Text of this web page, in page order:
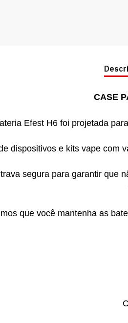
CASE
Efest H6 foi projetada
dispositivos e kits vape com
segura para garantir que
que você mantenha as